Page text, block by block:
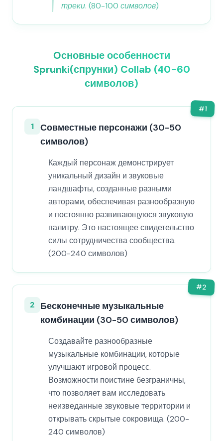
треки. (80-100 символов)
Основные особенности
Sprunki(спрунки) Collab (40-60
символов)
#1
1
Совместные персонажи (30-50
символов)
Каждый персонаж демонстрирует
уникальный дизайн и звуковые
ландшафты, созданные разными
авторами, обеспечивая разнообразную
и постоянно развивающуюся звуковую
палитру. Это настоящее свидетельство
силы сотрудничества сообщества.
(200-240 символов)
#2
2
Бесконечные музыкальные
комбинации (30-50 символов)
Создавайте разнообразные
музыкальные комбинации, которые
улучшают игровой процесс.
Возможности поистине безграничны,
что позволяет вам исследовать
неизведанные звуковые территории и
открывать скрытые сокровища. (200-
240 символов)